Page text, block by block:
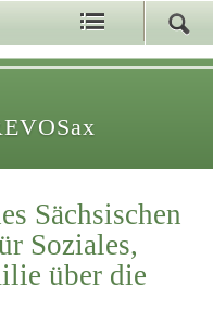
Sächsischen
Soziales,
über die